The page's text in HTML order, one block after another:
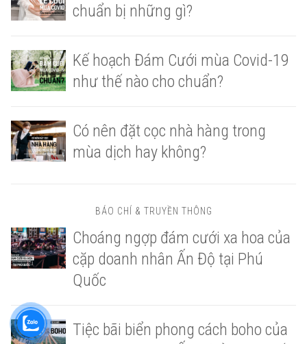
chuẩn bị những gì?
Kế hoạch Đám Cưới mùa Covid-19
như thế nào cho chuẩn?
Có nên đặt cọc nhà hàng trong
mùa dịch hay không?
BÁO CHÍ & TRUYỀN THÔNG
Choáng ngợp đám cưới xa hoa của
cặp doanh nhân Ấn Độ tại Phú
Quốc
Tiệc bãi biển phong cách boho của